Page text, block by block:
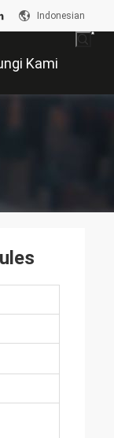
Indonesian
Kami